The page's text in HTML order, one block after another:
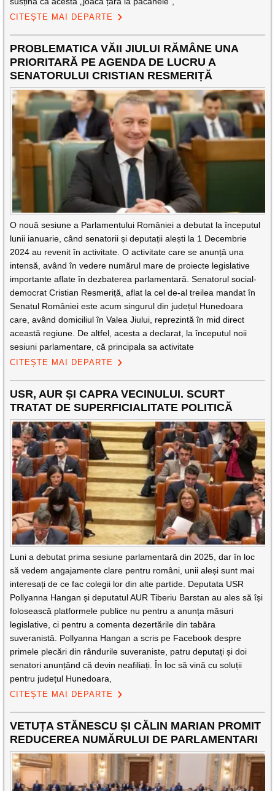
CITEȘTE MAI DEPARTE
PROBLEMATICA VĂII JIULUI RĂMÂNE UNA
PRIORITARĂ PE AGENDA DE LUCRU A
SENATORULUI CRISTIAN RESMERIȚĂ
O nouă sesiune a Parlamentului României a debutat la începutul
lunii ianuarie, când senatorii și deputații alești la 1 Decembrie
2024 au revenit în activitate. O activitate care se anunță una
intensă, având în vedere numărul mare de proiecte legislative
importante aflate în dezbaterea parlamentară. Senatorul social-
democrat Cristian Resmeriță, aflat la cel de-al treilea mandat în
Senatul României este acum singurul din județul Hunedoara
care, având domiciliul în Valea Jiului, reprezintă în mid direct
această regiune. De altfel, acesta a declarat, la începutul noii
sesiuni parlamentare, că principala sa activitate
CITEȘTE MAI DEPARTE
USR, AUR ȘI CAPRA VECINULUI. SCURT
TRATAT DE SUPERFICIALITATE POLITICĂ
Luni a debutat prima sesiune parlamentară din 2025, dar în loc
să vedem angajamente clare pentru români, unii aleși sunt mai
interesați de ce fac colegii lor din alte partide. Deputata USR
Pollyanna Hangan și deputatul AUR Tiberiu Barstan au ales să își
folosească platformele publice nu pentru a anunța măsuri
legislative, ci pentru a comenta dezertările din tabăra
suveranistă. Pollyanna Hangan a scris pe Facebook despre
primele plecări din rândurile suveraniste, patru deputați și doi
senatori anunțând că devin neafiliați. În loc să vină cu soluții
pentru județul Hunedoara,
CITEȘTE MAI DEPARTE
VETUȚA STĂNESCU ȘI CĂLIN MARIAN PROMIT
REDUCEREA NUMĂRULUI DE PARLAMENTARI